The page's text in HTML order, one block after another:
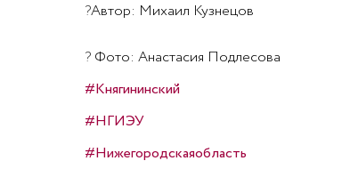
?️Автор: Михаил Кузнецов
?Фото: Анастасия Подлесова
#Княгининский
#НГИЭУ
#Нижегородскаяобласть